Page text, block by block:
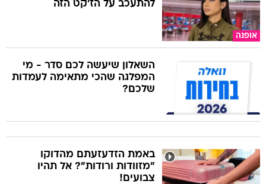
אופנה
להתעכב על הז'קט הזה
השאלון שיעשה לכם סדר - מי
המפלגה שהכי מתאימה לעמדות
שלכם?
באמת הזדעזעתם מהדוקו
"מזוודות ורודות"? אל תהיו
צבועים!